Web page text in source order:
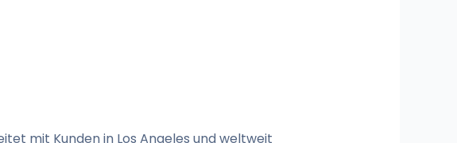
mit Kunden in Los Angeles und weltweit